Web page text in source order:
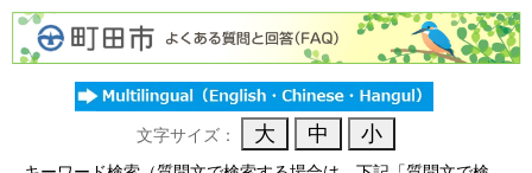
文字サイズ：